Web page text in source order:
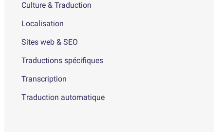
Culture & Traduction
Localisation
Sites web & SEO
Traductions spécifiques
Transcription
Τraduction automatique